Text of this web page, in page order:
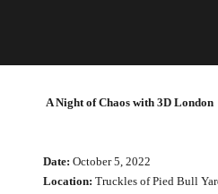
A Night of Chaos with 3D London
Date: October 5, 2022
Location: Truckles of Pied Bull